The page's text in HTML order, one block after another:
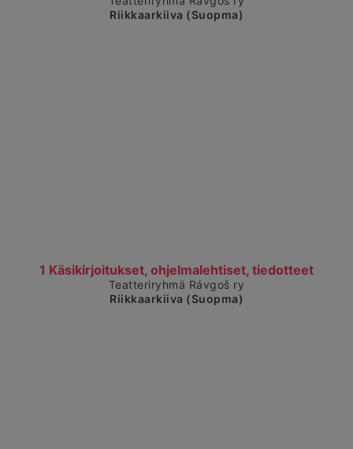
Riikkaarkiiva (Suopma)
1 Käsikirjoitukset, ohjelmalehtiset, tiedotteet
Čájet dárkkes dieđuid
Teatteriryhmä Rávgoš ry
Riikkaarkiiva (Suopma)